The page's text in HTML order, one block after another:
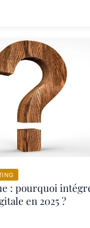
: pourquoi
en 2025 ?